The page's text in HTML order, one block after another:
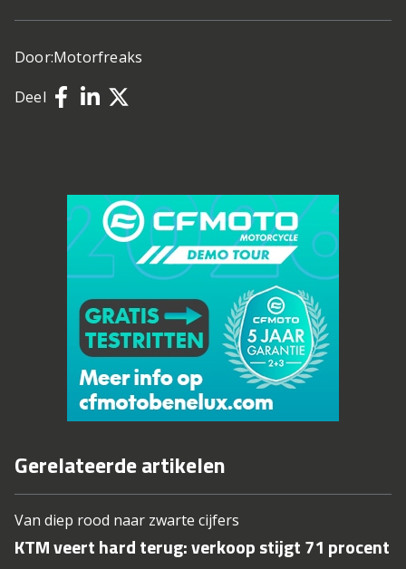
Door:Motorfreaks
Deel
Gerelateerde artikelen
Van diep rood naar zwarte cijfers
KTM veert hard terug: verkoop stijgt 71 procent